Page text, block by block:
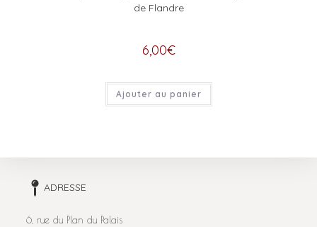
de Flandre
6,00€
Ajouter au panier
ADRESSE
6, rue du Plan du Palais